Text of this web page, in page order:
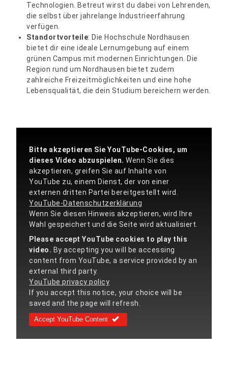
Technologien. Betreut wirst du dabei von Lehrenden,
die selbst über jahrelange Industrieerfahrung
verfügen.
Standortvorteile: Die Hochschule Nordhausen
bietet dir eine ideale Lernumgebung auf einem
grünen Campus mit modernen Einrichtungen. Die
Region rund um Nordhausen bietet zudem
zahlreiche Freizeitmöglichkeiten und eine hohe
Lebensqualität, die dein Studium bereichern werden.
Bitte akzeptieren Sie YouTube-Cookies, um
dieses Video abzuspielen. Wenn Sie dies
akzeptieren, greifen Sie auf Inhalte von
YouTube zu, einem Dienst, der von einer
externen dritten Partei bereitgestellt wird.
YouTube-Datenschutzerklärung
Wenn Sie diesen Hinweis akzeptieren, wird Ihre
Wahl gespeichert und die Seite wird aktualisiert.
Please accept YouTube cookies to play this
video. By accepting you will be accessing
content from YouTube, a service provided by an
external third party.
YouTube privacy policy
If you accept this notice, your choice will be
saved and the page will refresh.
Accept YouTube Content